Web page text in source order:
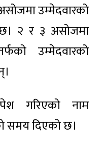
उम्मेदवारको
२ र ३ असोजमा
उम्मेदवारको
गरिएको नाम
समय दिएको छ।